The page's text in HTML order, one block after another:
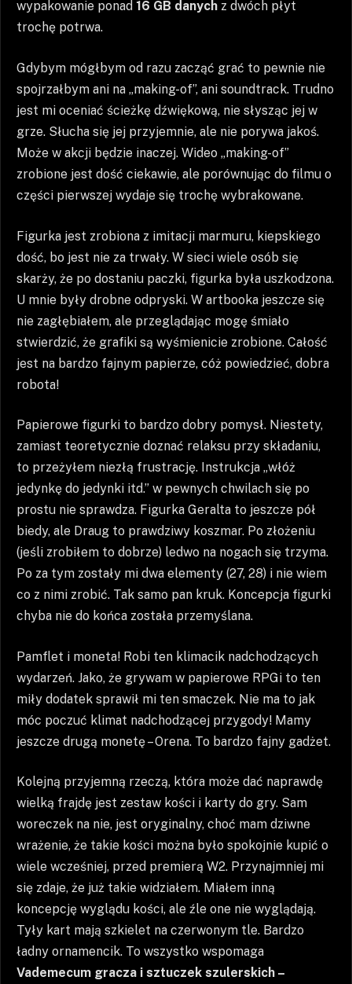
wypakowanie ponad 16 GB danych z dwóch płyt
trochę potrwa.
Gdybym mógłbym od razu zacząć grać to pewnie nie
spojrzałbym ani na „making-of”, ani soundtrack. Trudno
jest mi oceniać ścieżkę dźwiękową, nie słysząc jej w
grze. Słucha się jej przyjemnie, ale nie porywa jakoś.
Może w akcji będzie inaczej. Wideo „making-of”
zrobione jest dość ciekawie, ale porównując do filmu o
części pierwszej wydaje się trochę wybrakowane.
Figurka jest zrobiona z imitacji marmuru, kiepskiego
dość, bo jest nie za trwały. W sieci wiele osób się
skarży, że po dostaniu paczki, figurka była uszkodzona.
U mnie były drobne odpryski. W artbooka jeszcze się
nie zagłębiałem, ale przeglądając mogę śmiało
stwierdzić, że grafiki są wyśmienicie zrobione. Całość
jest na bardzo fajnym papierze, cóż powiedzieć, dobra
robota!
Papierowe figurki to bardzo dobry pomysł. Niestety,
zamiast teoretycznie doznać relaksu przy składaniu,
to przeżyłem niezłą frustrację. Instrukcja „włóż
jedynkę do jedynki itd.” w pewnych chwilach się po
prostu nie sprawdza. Figurka Geralta to jeszcze pół
biedy, ale Draug to prawdziwy koszmar. Po złożeniu
(jeśli zrobiłem to dobrze) ledwo na nogach się trzyma.
Po za tym zostały mi dwa elementy (27, 28) i nie wiem
co z nimi zrobić. Tak samo pan kruk. Koncepcja figurki
chyba nie do końca została przemyślana.
Pamflet i moneta! Robi ten klimacik nadchodzących
wydarzeń. Jako, że grywam w papierowe RPGi to ten
miły dodatek sprawił mi ten smaczek. Nie ma to jak
móc poczuć klimat nadchodzącej przygody! Mamy
jeszcze drugą monetę – Orena. To bardzo fajny gadżet.
Kolejną przyjemną rzeczą, która może dać naprawdę
wielką frajdę jest zestaw kości i karty do gry. Sam
woreczek na nie, jest oryginalny, choć mam dziwne
wrażenie, że takie kości można było spokojnie kupić o
wiele wcześniej, przed premierą W2. Przynajmniej mi
się zdaje, że już takie widziałem. Miałem inną
koncepcję wyglądu kości, ale źle one nie wyglądają.
Tyły kart mają szkielet na czerwonym tle. Bardzo
ładny ornamencik. To wszystko wspomaga
Vademecum gracza i sztuczek szulerskich –